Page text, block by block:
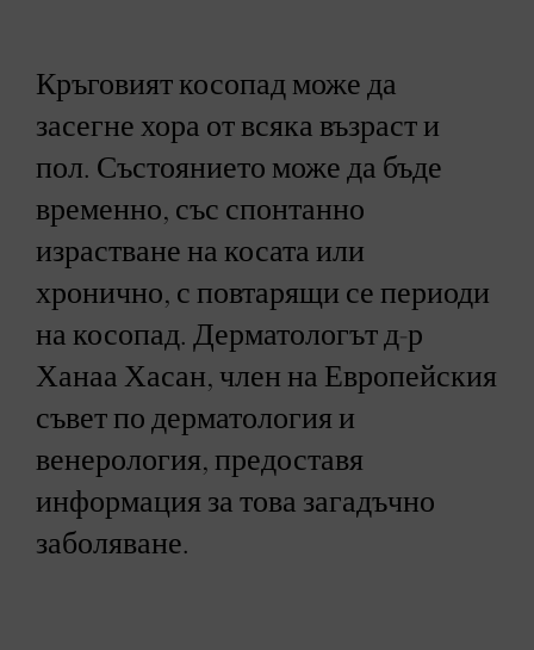
Кръговият косопад може да
засегне хора от всяка възраст и
пол. Състоянието може да бъде
временно, със спонтанно
израстване на косата или
хронично, с повтарящи се периоди
на косопад. Дерматологът д-р
Ханаа Хасан, член на Европейския
съвет по дерматология и
венерология, предоставя
информация за това загадъчно
заболяване.